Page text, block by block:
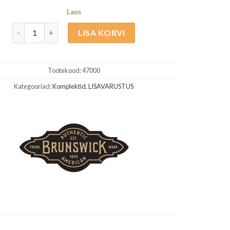
Laos
LISA KORVI
Tootekood:47000
Kategooriad:Komplektid,LISAVARUSTUS